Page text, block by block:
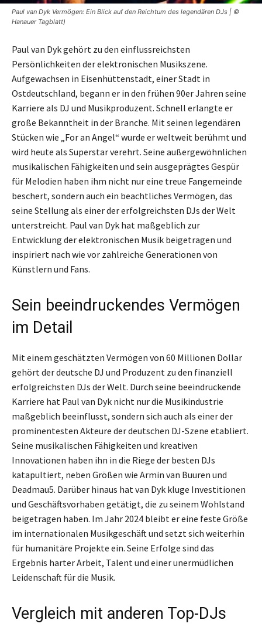
Paul van Dyk Vermögen: Ein Blick auf den Reichtum des legendären DJs | ©
Hanauer Tagblatt)
Paul van Dyk gehört zu den einflussreichsten
Persönlichkeiten der elektronischen Musikszene.
Aufgewachsen in Eisenhüttenstadt, einer Stadt in
Ostdeutschland, begann er in den frühen 90er Jahren seine
Karriere als DJ und Musikproduzent. Schnell erlangte er
große Bekanntheit in der Branche. Mit seinen legendären
Stücken wie „For an Angel“ wurde er weltweit berühmt und
wird heute als Superstar verehrt. Seine außergewöhnlichen
musikalischen Fähigkeiten und sein ausgeprägtes Gespür
für Melodien haben ihm nicht nur eine treue Fangemeinde
beschert, sondern auch ein beachtliches Vermögen, das
seine Stellung als einer der erfolgreichsten DJs der Welt
unterstreicht. Paul van Dyk hat maßgeblich zur
Entwicklung der elektronischen Musik beigetragen und
inspiriert nach wie vor zahlreiche Generationen von
Künstlern und Fans.
Sein beeindruckendes Vermögen
im Detail
Mit einem geschätzten Vermögen von 60 Millionen Dollar
gehört der deutsche DJ und Produzent zu den finanziell
erfolgreichsten DJs der Welt. Durch seine beeindruckende
Karriere hat Paul van Dyk nicht nur die Musikindustrie
maßgeblich beeinflusst, sondern sich auch als einer der
prominentesten Akteure der deutschen DJ-Szene etabliert.
Seine musikalischen Fähigkeiten und kreativen
Innovationen haben ihn in die Riege der besten DJs
katapultiert, neben Größen wie Armin van Buuren und
Deadmau5. Darüber hinaus hat van Dyk kluge Investitionen
und Geschäftsvorhaben getätigt, die zu seinem Wohlstand
beigetragen haben. Im Jahr 2024 bleibt er eine feste Größe
im internationalen Musikgeschäft und setzt sich weiterhin
für humanitäre Projekte ein. Seine Erfolge sind das
Ergebnis harter Arbeit, Talent und einer unermüdlichen
Leidenschaft für die Musik.
Vergleich mit anderen Top-DJs